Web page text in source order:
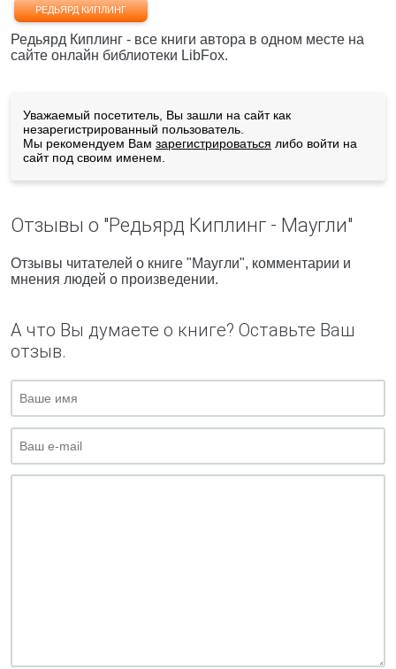
РЕДЬЯРД КИПЛИНГ
Редьярд Киплинг - все книги автора в одном месте на
сайте онлайн библиотеки LibFox.
Уважаемый посетитель, Вы зашли на сайт как
незарегистрированный пользователь.
Мы рекомендуем Вам зарегистрироваться либо войти на
сайт под своим именем.
Отзывы о "Редьярд Киплинг - Маугли"
Отзывы читателей о книге "Маугли", комментарии и
мнения людей о произведении.
А что Вы думаете о книге? Оставьте Ваш
отзыв.